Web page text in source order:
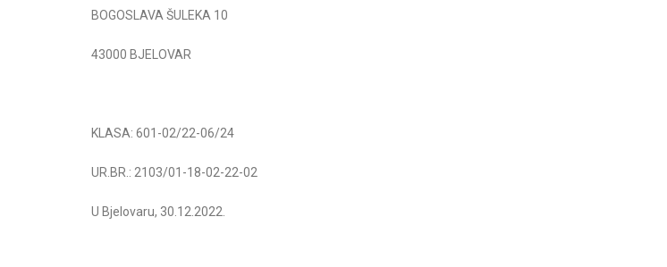
BOGOSLAVA ŠULEKA 10
43000 BJELOVAR
KLASA: 601-02/22-06/24
UR.BR.: 2103/01-18-02-22-02
U Bjelovaru, 30.12.2022.